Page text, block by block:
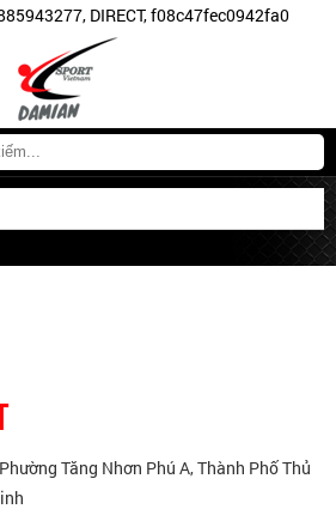
DIRECT, f08c47fec0942fa0
Tăng Nhơn Phú A, Thành Phố Thủ